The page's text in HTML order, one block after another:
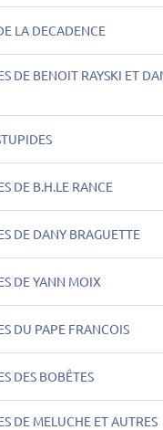
LA DECADENCE
DE BENOIT RAYSKI ET
DE B.H.LE RANCE
DE DANY BRAGUETTE
DE YANN MOIX
DU PAPE FRANCOIS
DES BOBÊTES
DE MELUCHE ET AUTRES